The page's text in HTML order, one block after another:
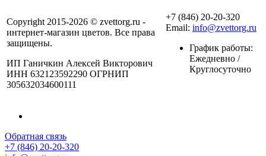
Copyright 2015-2026 © zvettorg.ru -
интернет-магазин цветов. Все права
защищены.
ИП Ганичкин Алексей Викторович
ИНН 632123592290 ОГРНИП
305632034600111
+7 (846) 20-20-320
Email: info@zvettorg.ru
График работы:
Ежедневно /
Круглосуточно
Обратная связь
+7 (846) 20-20-320